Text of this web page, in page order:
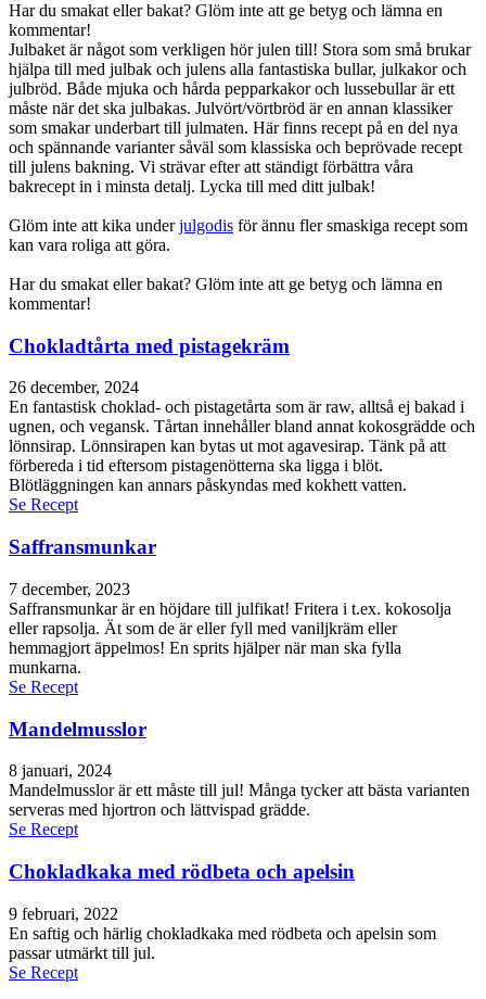
Har du smakat eller bakat? Glöm inte att ge betyg och lämna en
kommentar!
Julbaket är något som verkligen hör julen till! Stora som små brukar
hjälpa till med julbak och julens alla fantastiska bullar, julkakor och
julbröd. Både mjuka och hårda pepparkakor och lussebullar är ett
måste när det ska julbakas. Julvört/vörtbröd är en annan klassiker
som smakar underbart till julmaten. Här finns recept på en del nya
och spännande varianter såväl som klassiska och beprövade recept
till julens bakning. Vi strävar efter att ständigt förbättra våra
bakrecept in i minsta detalj. Lycka till med ditt julbak!
Glöm inte att kika underjulgodis för ännu fler smaskiga recept som
kan vara roliga att göra.
Har du smakat eller bakat? Glöm inte att ge betyg och lämna en
kommentar!
Chokladtårta med pistagekräm
26 december, 2024
En fantastisk choklad- och pistagetårta som är raw, alltså ej bakad i
ugnen, och vegansk. Tårtan innehåller bland annat kokosgrädde och
lönnsirap. Lönnsirapen kan bytas ut mot agavesirap. Tänk på att
förbereda i tid eftersom pistagenötterna ska ligga i blöt.
Blötläggningen kan annars påskyndas med kokhett vatten.
Se Recept
Saffransmunkar
7 december, 2023
Saffransmunkar är en höjdare till julfikat! Fritera i t.ex. kokosolja
eller rapsolja. Ät som de är eller fyll med vaniljkräm eller
hemmagjort äppelmos! En sprits hjälper när man ska fylla
munkarna.
Se Recept
Mandelmusslor
8 januari, 2024
Mandelmusslor är ett måste till jul! Många tycker att bästa varianten
serveras med hjortron och lättvispad grädde.
Se Recept
Chokladkaka med rödbeta och apelsin
9 februari, 2022
En saftig och härlig chokladkaka med rödbeta och apelsin som
passar utmärkt till jul.
Se Recept